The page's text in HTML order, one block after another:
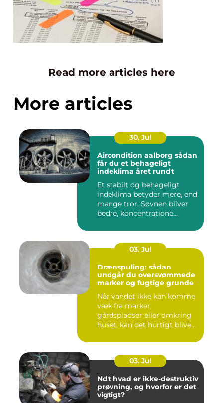
Read more articles here
More articles
30. Jul
Aircondition aalborg sådan
får du et behageligt
indeklima året rundt
Et stabilt og behageligt
indeklima betyder mere, end
mange tror. Søvnen bliver
bedre, koncentratione...
03. Jul
Drænspuling: sådan
undgår du oversvømmede
marker og fugtige grunde
Når vandet ikke kan komme
væk fra marker,
gårdspladser eller omkring
huset, kan det hurtigt blive
03. Jul
Ndt hvad er ikke-destruktiv
prøvning, og hvorfor er det
vigtigt?